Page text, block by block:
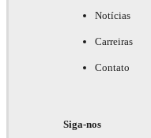
Notícias
Carreiras
Contato
Siga-nos